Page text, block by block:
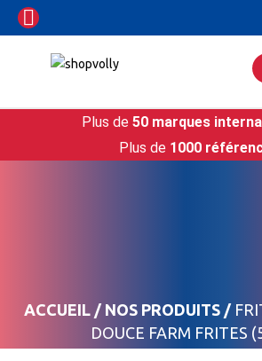
Plus de 50 marques
Plus de 1000
ACCUEIL/ NOS PRODUITS/
DOUCE FARM FRITES